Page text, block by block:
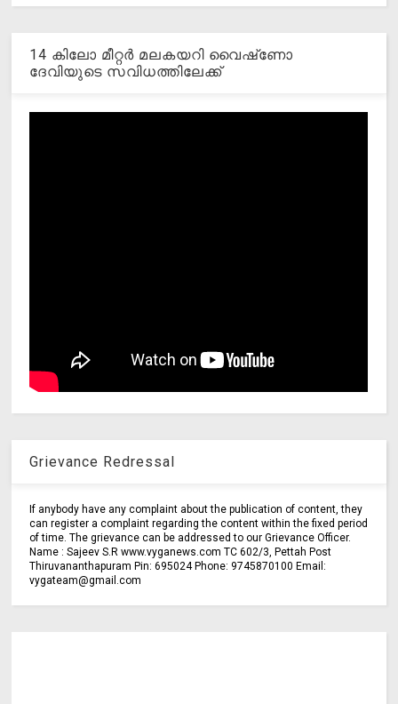
14 കിലോ മീറ്റര്‍ മലകയറി വൈഷ്‌ണോ
ദേവിയുടെ സവിധത്തിലേക്ക്
Grievance Redressal
If anybody have any complaint about the publication of content, they
can register a complaint regarding the content within the fixed period
of time. The grievance can be addressed to our Grievance Officer.
Name : Sajeev S.R www.vyganews.com TC 602/3, Pettah Post
Thiruvananthapuram Pin: 695024 Phone: 9745870100 Email:
vygateam@gmail.com